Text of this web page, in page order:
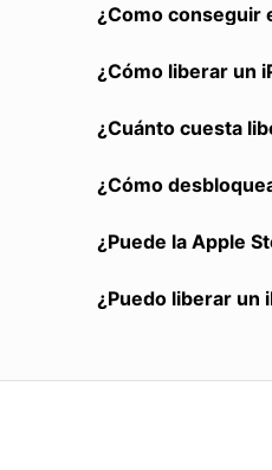
¿Como conseguir
¿Cómo liberar un
¿Cuánto cuesta
¿Cómo
¿Puede la Apple
¿Puedo liberar un